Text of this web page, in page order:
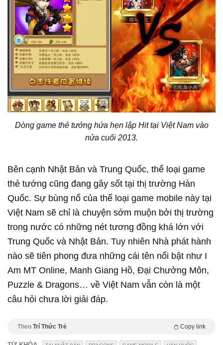
Dòng game thẻ tướng hứa hẹn lập Hit tại Việt Nam vào
nửa cuối 2013.
Bên cạnh Nhật Bản và Trung Quốc, thể loại game
thẻ tướng cũng đang gây sốt tại thị trường Hàn
Quốc. Sự bùng nổ của thể loại game mobile này tại
Việt Nam sẽ chỉ là chuyện sớm muộn bởi thị trường
trong nước có những nét tương đồng khá lớn với
Trung Quốc và Nhật Bản. Tuy nhiên Nhà phát hành
nào sẽ tiên phong đưa những cái tên nổi bật như I
Am MT Online, Manh Giang Hồ, Đại Chưởng Môn,
Puzzle & Dragons… về Việt Nam vẫn còn là một
câu hỏi chưa lời giải đáp.
Theo Trí Thức Trẻ Copy link